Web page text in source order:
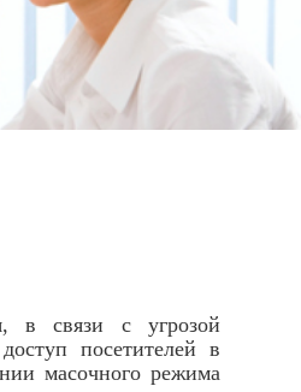
в связи с угрозой
посетителей в
масочного режима